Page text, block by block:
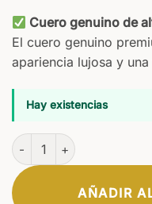
Cuero genuino de
El cuero genuino
apariencia lujosa y
Hay existencias
Carpeta de Conferencias
AÑADIR